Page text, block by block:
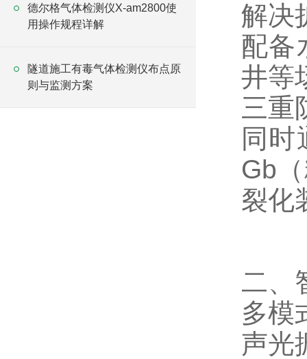
德尔格气体检测仪X-am2800使
用操作规程详解
隧道施工有毒气体检测仪布点原
则与监测方案
解决
配备
井等
三重
同时
Gb
裂化
二、
多模
声光